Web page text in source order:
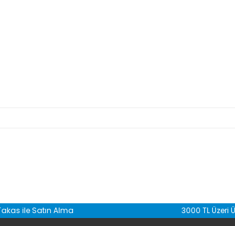
Bu ürüne ilk yorumu siz yapın!
ile Satın Alma 3000 TL Üzeri